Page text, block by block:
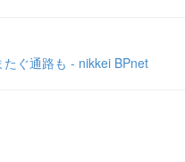
ぐ通路も - nikkei BPnet